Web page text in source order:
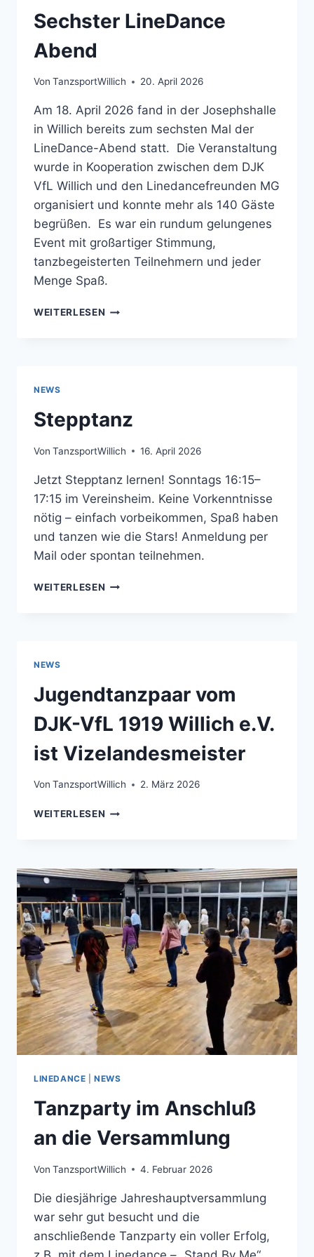
Sechster LineDance
Abend
Von TanzsportWillich 20. April 2026
Am 18. April 2026 fand in der Josephshalle
in Willich bereits zum sechsten Mal der
LineDance-Abend statt. Die Veranstaltung
wurde in Kooperation zwischen dem DJK
VfL Willich und den Linedancefreunden MG
organisiert und konnte mehr als 140 Gäste
begrüßen. Es war ein rundum gelungenes
Event mit großartiger Stimmung,
tanzbegeisterten Teilnehmern und jeder
Menge Spaß.
WEITERLESEN SECHSTER
NEWS
Stepptanz
Von TanzsportWillich 16. April 2026
Jetzt Stepptanz lernen! Sonntags 16:15–
17:15 im Vereinsheim. Keine Vorkenntnisse
nötig – einfach vorbeikommen, Spaß haben
und tanzen wie die Stars! Anmeldung per
Mail oder spontan teilnehmen.
WEITERLESEN STEPPTANZ
NEWS
Jugendtanzpaar vom
DJK-VfL 1919 Willich e.V.
ist Vizelandesmeister
Von TanzsportWillich 2. März 2026
WEITERLESEN JUGENDTANZPAAR
1919
WILLICH
E.V.
IST
VIZELANDESMEISTER
LINEDANCE |NEWS
Tanzparty im Anschluß
an die Versammlung
Von TanzsportWillich 4. Februar 2026
Die diesjährige Jahreshauptversammlung
war sehr gut besucht und die
anschließende Tanzparty ein voller Erfolg,